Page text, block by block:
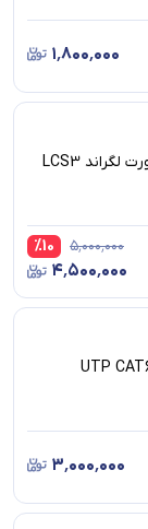
۱٬۸۰۰٬۰۰۰
۵٬۰۰۰٬۰۰۰ %10
۴٬۵۰۰٬۰۰۰
۳٬۰۰۰٬۰۰۰